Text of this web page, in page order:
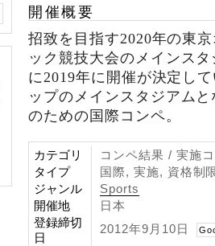
開催概要
招致を目指す2020年の東
ック競技大会のメインス
に2019年に開催が決定し
ップのメインスタジアム
のための国際コンペ。
カテゴリ
コンペ結果 / 実施
タイプ
国際, 実施, 資格制
ジャンル
Sports
開催地
日本
登録締切
日
2012年9月10日